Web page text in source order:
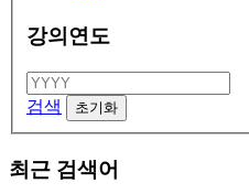
강의연도
검색
최근 검색어